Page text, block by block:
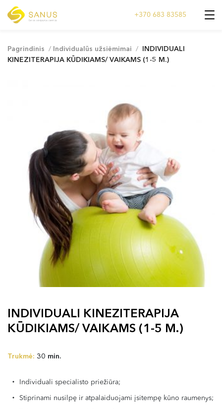
+370 683 83585
Pagrindinis / Individualūs užsiėmimai /
INDIVIDUALI
KINEZITERAPIJA KŪDIKIAMS/ VAIKAMS (1-5 M.)
INDIVIDUALI KINEZITERAPIJA
KŪDIKIAMS/ VAIKAMS (1-5 M.)
Trukmė: 30 min.
Individuali specialisto priežiūra;
Stiprinami nusilpę ir atpalaiduojami įsitempę kūno raumenys;